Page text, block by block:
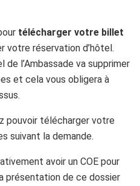
télécharger votre billet
réservation d’hôtel.
l’Ambassade va supprimer
et cela vous obligera à
pouvoir télécharger votre
suivant la demande.
avoir un COE pour
présentation de ce dossier